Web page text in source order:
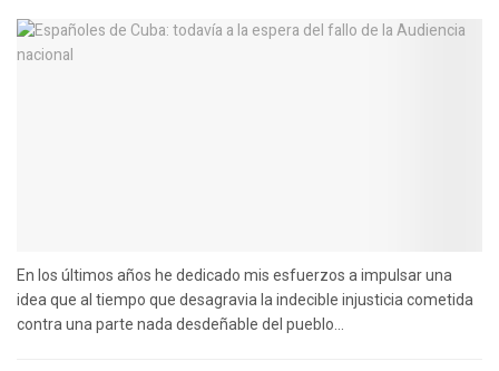
En los últimos años he dedicado mis esfuerzos a impulsar una
idea que al tiempo que desagravia la indecible injusticia cometida
contra una parte nada desdeñable del pueblo...